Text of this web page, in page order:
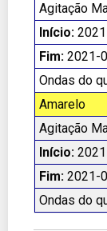
Agitação
Início:
Fim: 2021-
Ondas do
Amarelo
Agitação
Início:
Fim: 2021-
Ondas do